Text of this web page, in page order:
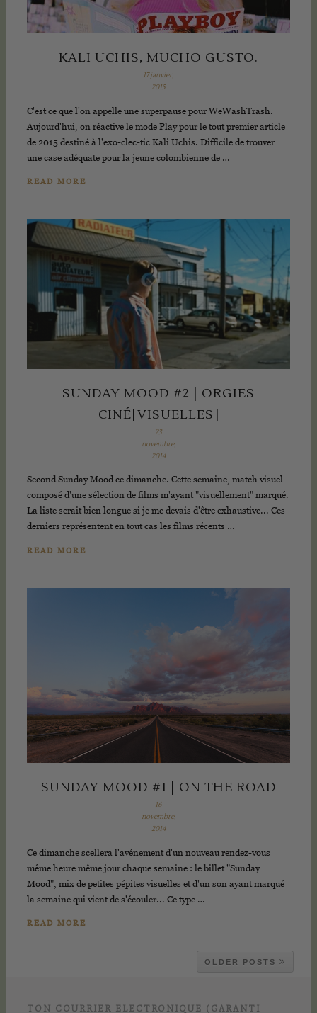
KALI UCHIS, MUCHO GUSTO.
17 janvier,
2015
C'est ce que l'on appelle une superpause pour WeWashTrash.
Aujourd'hui, on réactive le mode Play pour le tout premier article
de 2015 destiné à l'exo-clec-tic Kali Uchis. Difficile de trouver
une case adéquate pour la jeune colombienne de …
READ MORE
SUNDAY MOOD #2 | ORGIES
CINÉ[VISUELLES]
23
novembre,
2014
Second Sunday Mood ce dimanche. Cette semaine, match visuel
composé d'une sélection de films m'ayant "visuellement" marqué.
La liste serait bien longue si je me devais d'être exhaustive... Ces
derniers représentent en tout cas les films récents …
READ MORE
SUNDAY MOOD #1 | ON THE ROAD
16
novembre,
2014
Ce dimanche scellera l'avénement d'un nouveau rendez-vous
même heure même jour chaque semaine : le billet "Sunday
Mood", mix de petites pépites visuelles et d'un son ayant marqué
la semaine qui vient de s'écouler... Ce type …
READ MORE
OLDER POSTS
TON COURRIER ELECTRONIQUE (GARANTI